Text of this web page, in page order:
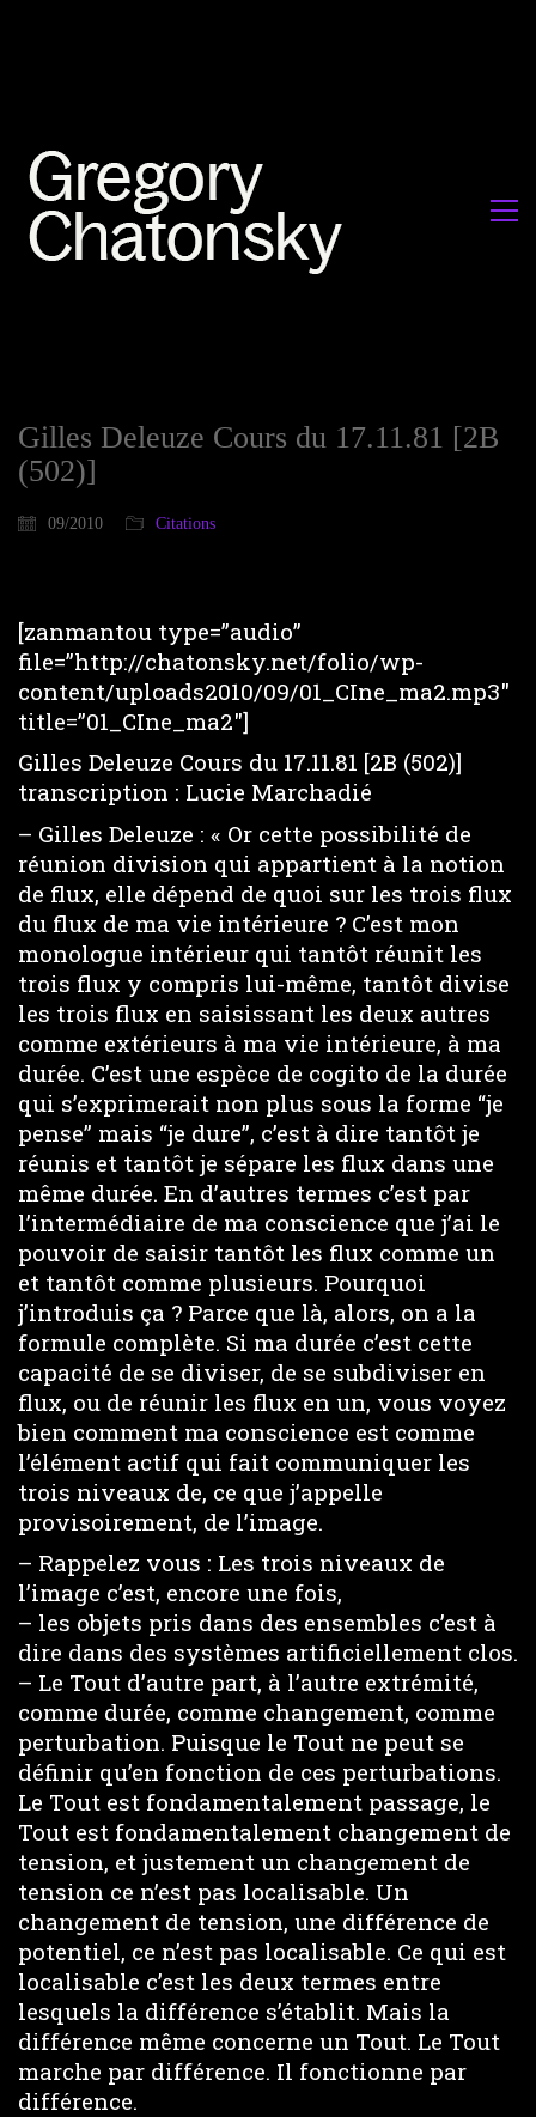
Gilles Deleuze Cours du 17.11.81 [2B
(502)]
09/2010 Citations
[zanmantou type=”audio”
file=”http://chatonsky.net/folio/wp-
content/uploads2010/09/01_CIne_ma2.mp3″
title=”01_CIne_ma2″]
Gilles Deleuze Cours du 17.11.81 [2B (502)]
transcription : Lucie Marchadié
– Gilles Deleuze : « Or cette possibilité de
réunion division qui appartient à la notion
de flux, elle dépend de quoi sur les trois flux
du flux de ma vie intérieure ? C’est mon
monologue intérieur qui tantôt réunit les
trois flux y compris lui-même, tantôt divise
les trois flux en saisissant les deux autres
comme extérieurs à ma vie intérieure, à ma
durée. C’est une espèce de cogito de la durée
qui s’exprimerait non plus sous la forme “je
pense” mais “je dure”, c’est à dire tantôt je
réunis et tantôt je sépare les flux dans une
même durée. En d’autres termes c’est par
l’intermédiaire de ma conscience que j’ai le
pouvoir de saisir tantôt les flux comme un
et tantôt comme plusieurs. Pourquoi
j’introduis ça ? Parce que là, alors, on a la
formule complète. Si ma durée c’est cette
capacité de se diviser, de se subdiviser en
flux, ou de réunir les flux en un, vous voyez
bien comment ma conscience est comme
l’élément actif qui fait communiquer les
trois niveaux de, ce que j’appelle
provisoirement, de l’image.
– Rappelez vous : Les trois niveaux de
l’image c’est, encore une fois,
– les objets pris dans des ensembles c’est à
dire dans des systèmes artificiellement clos.
– Le Tout d’autre part, à l’autre extrémité,
comme durée, comme changement, comme
perturbation. Puisque le Tout ne peut se
définir qu’en fonction de ces perturbations.
Le Tout est fondamentalement passage, le
Tout est fondamentalement changement de
tension, et justement un changement de
tension ce n’est pas localisable. Un
changement de tension, une différence de
potentiel, ce n’est pas localisable. Ce qui est
localisable c’est les deux termes entre
lesquels la différence s’établit. Mais la
différence même concerne un Tout. Le Tout
marche par différence. Il fonctionne par
différence.